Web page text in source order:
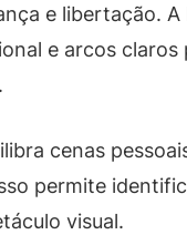
e libertação.
e arcos claros
cenas
permite
visual.